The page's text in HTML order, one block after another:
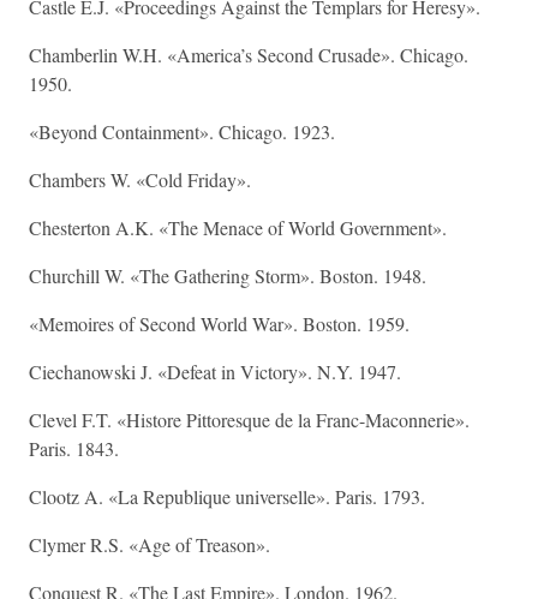
Castle E.J. «Proceedings Against the Templars for Heresy».
Chamberlin W.H. «America’s Second Crusade». Chicago.
1950.
«Beyond Containment». Chicago. 1923.
Chambers W. «Cold Friday».
Chesterton A.K. «The Menace of World Government».
Churchill W. «The Gathering Storm». Boston. 1948.
«Memoires of Second World War». Boston. 1959.
Ciechanowski J. «Defeat in Victory». N.Y. 1947.
Clevel F.T. «Histore Pittoresque de la Franc-Maconnerie».
Paris. 1843.
Clootz A. «La Republique universelle». Paris. 1793.
Clymer R.S. «Age of Treason».
Conquest R. «The Last Empire». London. 1962.